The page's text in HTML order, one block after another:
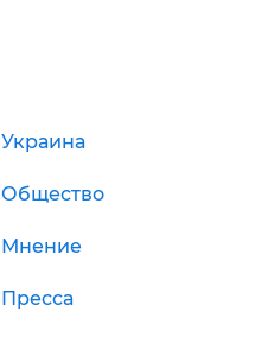
Украина
Общество
Мнение
Пресса